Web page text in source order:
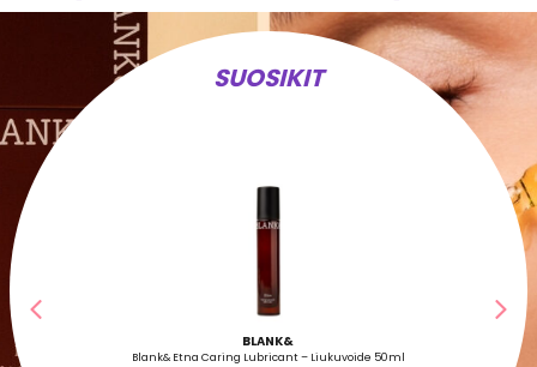
SUOSIKIT
BLANK&
Blank& Etna Caring Lubricant – Liukuvoide 50ml
Edellinen